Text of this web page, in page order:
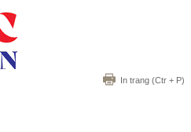
In trang (Ctr + P)